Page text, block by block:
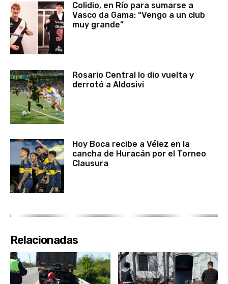
Colidio, en Río para sumarse a
Vasco da Gama: “Vengo a un club
muy grande”
Rosario Central lo dio vuelta y
derrotó a Aldosivi
Hoy Boca recibe a Vélez en la
cancha de Huracán por el Torneo
Clausura
Relacionadas